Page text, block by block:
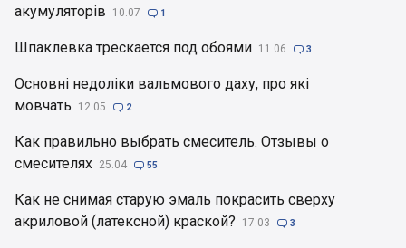
акумуляторів
10.07  1
Шпаклевка трескается под обоями 11.06  3
Основні недоліки вальмового даху, про які
мовчать
12.05  2
Как правильно выбрать смеситель. Отзывы о
смесителях 25.04  55
Как не снимая старую эмаль покрасить сверху
акриловой (латексной) краской?
17.03  3